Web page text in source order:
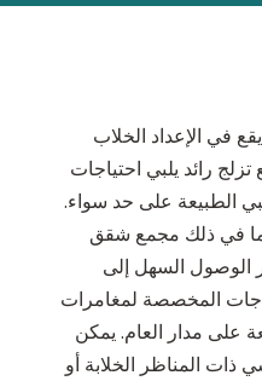
يقع في الإعداد الخلاب
تزلج رائد يلبي احتياجات
الطبيعة على حد سواء.
في ذلك مجمع شقق
الوصول السهل إلى
المخصصة لمغامرات
على مدار العام. يمكن
المناظر الخلابة أو